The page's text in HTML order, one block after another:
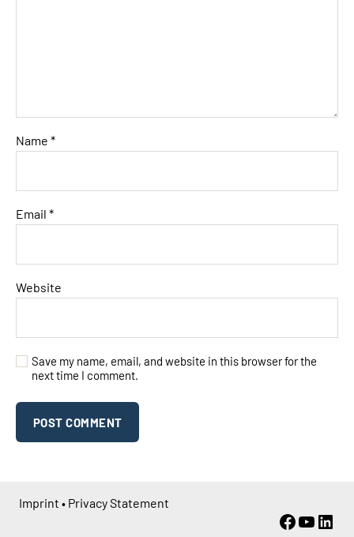
Name *
Email *
Website
Save my name, email, and website in this browser for the
next time I comment.
Imprint • Privacy Statement